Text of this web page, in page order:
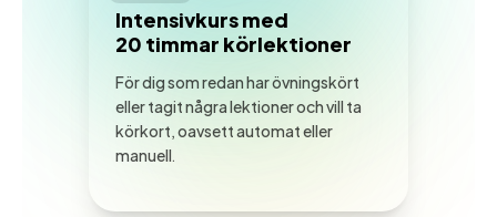
Intensivkurs med
20 timmar körlektioner
För dig som redan har övningskört
eller tagit några lektioner och vill ta
körkort, oavsett automat eller
manuell.